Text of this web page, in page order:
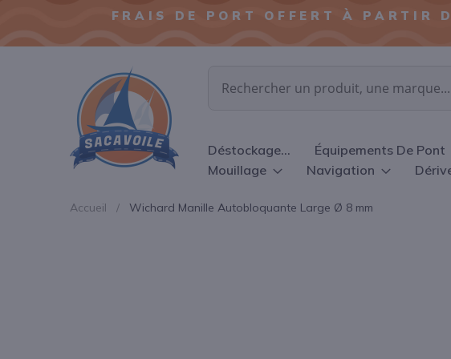
FRAIS DE PORT OFFERT À PARTIR
Chercher
Déstockage... Équipements De Pont
Mouillage
Navigation
Accueil Wichard Manille Autobloquante Large Ø 8 mm